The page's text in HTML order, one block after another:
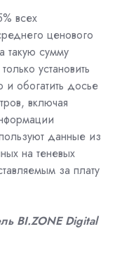
всех
ценового
сумму
установить
и обогатить досье
включая
данные из
на теневых
за плату
BI.ZONE Digital